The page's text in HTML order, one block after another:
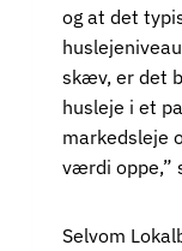
og at det
skæv, er det
husleje i et
markedsleje
værdi oppe,”
Selvom